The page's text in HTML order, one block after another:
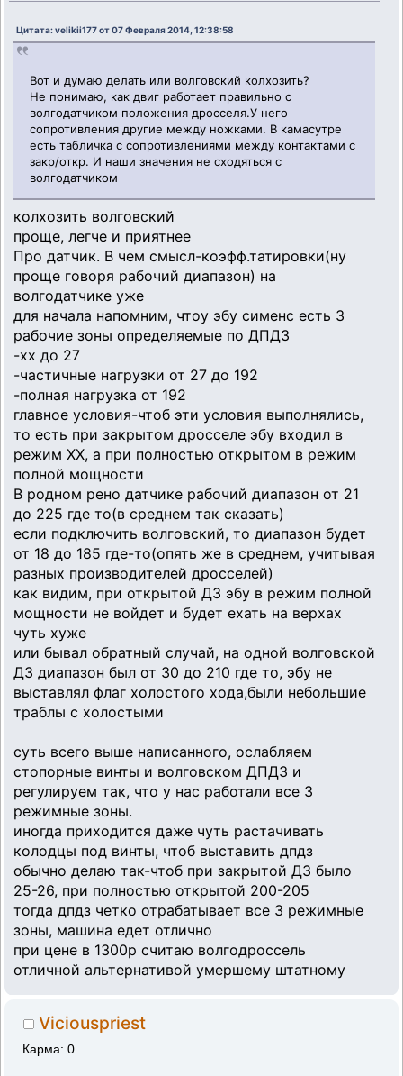
Цитата: velikii177 от 07 Февраля 2014, 12:38:58
Вот и думаю делать или волговский колхозить?
Не понимаю, как двиг работает правильно с
волгодатчиком положения дросселя.У него
сопротивления другие между ножками. В камасутре
есть табличка с сопротивлениями между контактами с
закр/откр. И наши значения не сходяться с
волгодатчиком
колхозить волговский
проще, легче и приятнее
Про датчик. В чем смысл-коэфф.татировки(ну
проще говоря рабочий диапазон) на
волгодатчике уже
для начала напомним, чтоу эбу сименс есть 3
рабочие зоны определяемые по ДПДЗ
-хх до 27
-частичные нагрузки от 27 до 192
-полная нагрузка от 192
главное условия-чтоб эти условия выполнялись,
то есть при закрытом дросселе эбу входил в
режим ХХ, а при полностью открытом в режим
полной мощности
В родном рено датчике рабочий диапазон от 21
до 225 где то(в среднем так сказать)
если подключить волговский, то диапазон будет
от 18 до 185 где-то(опять же в среднем, учитывая
разных производителей дросселей)
как видим, при открытой ДЗ эбу в режим полной
мощности не войдет и будет ехать на верхах
чуть хуже
или бывал обратный случай, на одной волговской
ДЗ диапазон был от 30 до 210 где то, эбу не
выставлял флаг холостого хода,были небольшие
траблы с холостыми
суть всего выше написанного, ослабляем
стопорные винты и волговском ДПДЗ и
регулируем так, что у нас работали все 3
режимные зоны.
иногда приходится даже чуть растачивать
колодцы под винты, чтоб выставить дпдз
обычно делаю так-чтоб при закрытой ДЗ было
25-26, при полностью открытой 200-205
тогда дпдз четко отрабатывает все 3 режимные
зоны, машина едет отлично
при цене в 1300р считаю волгодроссель
отличной альтернативой умершему штатному
Viciouspriest
Карма: 0